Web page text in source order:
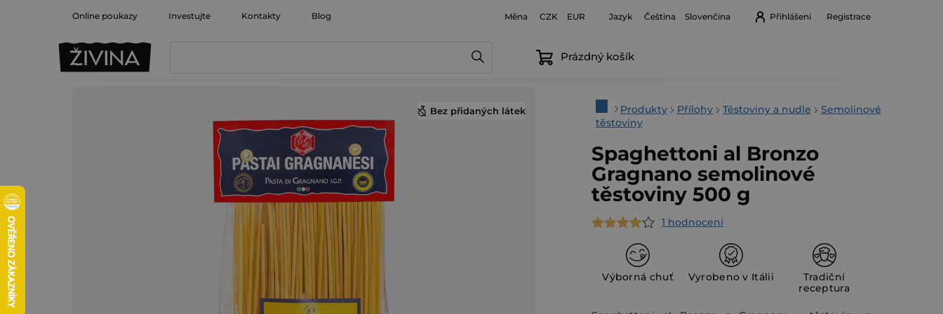
Online poukazy Investujte Kontakty Blog Měna CZK EUR Jazyk Čeština Slovenčina Přihlášení Registrace
Nákupní
Prázdný košík
DomůProdukty Přílohy Těstoviny a nudle
Semolinové
těstoviny
Spaghettoni al Bronzo
Gragnano semolinové
těstoviny 500 g
Průměrné
hodnocení
produktu
1 hodnocení
Výborná chuť Vyrobeno v Itálii
Tradiční
receptura
Bez přidaných látek